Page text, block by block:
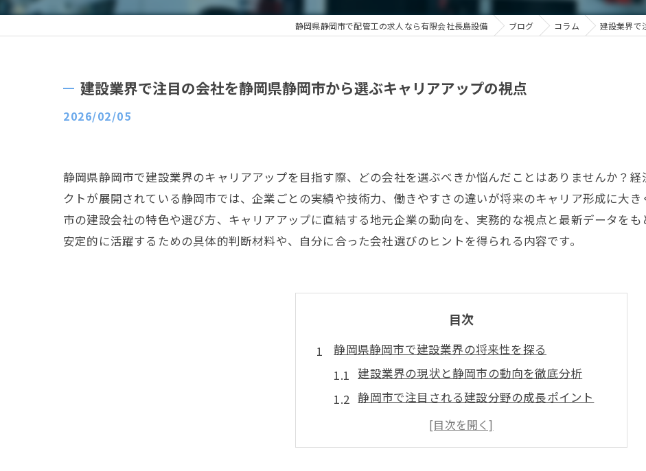
静岡県静岡市で配管工の求人なら有限会社長島設備 ブログ コラム 建設業界で
建設業界で注目の会社を静岡県静岡市から選ぶキャリアアップの視点
2026/02/05
静岡県静岡市で建設業界のキャリアアップを目指す際、どの会社を選ぶべきか悩んだことはありませんか？
クトが展開されている静岡市では、企業ごとの実績や技術力、働きやすさの違いが将来のキャリア形成に大
市の建設会社の特色や選び方、キャリアアップに直結する地元企業の動向を、実務的な視点と最新データを
安定的に活躍するための具体的判断材料や、自分に合った会社選びのヒントを得られる内容です。
目次
静岡県静岡市で建設業界の将来性を探る
建設業界の現状と静岡市の動向を徹底分析
静岡市で注目される建設分野の成長ポイント
建設企業が担う静岡市の発展と将来展望
静岡市の建設会社が地域に与える影響とは